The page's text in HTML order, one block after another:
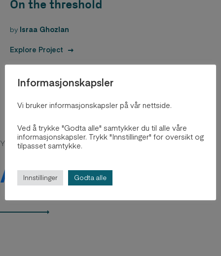
On the threshold
by Israa Ghozlan
Explore Project
You might be intersted in
Arkiv 2012-2018
Informasjonskapsler
Vi bruker informasjonskapsler på vår nettside.
Ved å trykke "Godta alle" samtykker du til alle våre
informasjonskapsler. Trykk "Innstillinger" for oversikt og
tilpasset samtykke.
Innstillinger Godta alle